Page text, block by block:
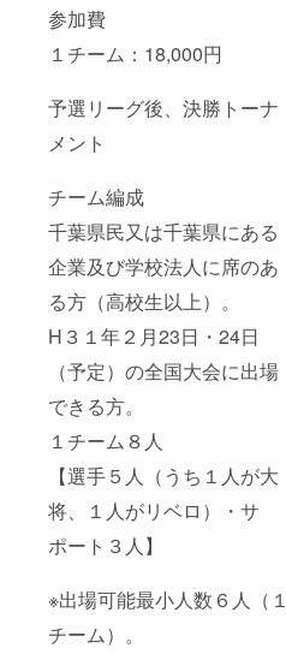
参加費
１チーム：18,000円
予選リーグ後、決勝トーナ
メント
チーム編成
千葉県民又は千葉県にある
企業及び学校法人に席のあ
る方（高校生以上）。
H３１年２月23日・24日
（予定）の全国大会に出場
できる方。
１チーム８人
【選手５人（うち１人が大
将、１人がリベロ）・サ
ポート３人】
※出場可能最小人数６人（１
チーム）。